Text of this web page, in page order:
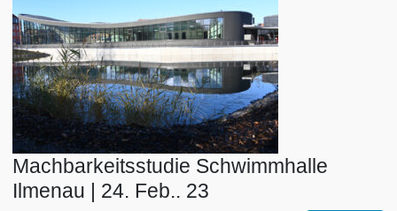
Machbarkeitsstudie Schwimmhalle
Ilmenau | 24. Feb.. 23